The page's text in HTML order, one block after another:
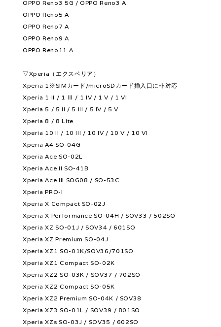
OPPO Reno3 5G / OPPO Reno3 A
OPPO Reno5 A
OPPO Reno7 A
OPPO Reno9 A
OPPO Reno11 A
▽Xperia（エクスペリア）
Xperia 1※SIMカード/microSDカード挿入口に非対応
Xperia 1 II / 1 Ⅲ / 1 IV / 1 V / 1 VI
Xperia 5 / 5 II / 5 III / 5 IV / 5 V
Xperia 8 / 8 Lite
Xperia 10 II / 10 III / 10 IV / 10 V / 10 VI
Xperia A4 SO-04G
Xperia Ace SO-02L
Xperia Ace II SO-41B
Xperia Ace III SOG08 / SO-53C
Xperia PRO-I
Xperia X Compact SO-02J
Xperia X Performance SO-04H / SOV33 / 502SO
Xperia XZ SO-01J / SOV34 / 601SO
Xperia XZ Premium SO-04J
Xperia XZ1 SO-01K/SOV36/701SO
Xperia XZ1 Compact SO-02K
Xperia XZ2 SO-03K / SOV37 / 702SO
Xperia XZ2 Compact SO-05K
Xperia XZ2 Premium SO-04K / SOV38
Xperia XZ3 SO-01L / SOV39 / 801SO
Xperia XZs SO-03J / SOV35 / 602SO